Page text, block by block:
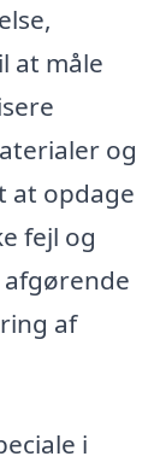
at måle
og
at opdage
fejl og
af
i